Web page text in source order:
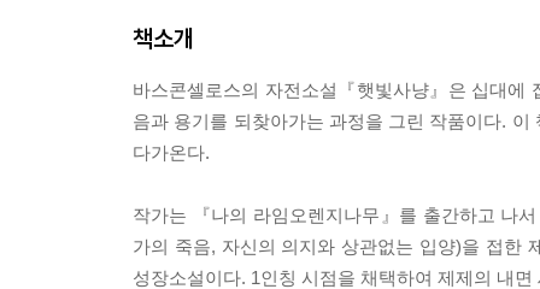
책소개
바스콘셀로스의 자전소설『햇빛사냥』은 십대에
음과 용기를 되찾아가는 과정을 그린 작품이다.
다가온다.
작가는 『나의 라임오렌지나무』를 출간하고 나
가의 죽음, 자신의 의지와 상관없는 입양)을 접한
성장소설이다. 1인칭 시점을 채택하여 제제의 내